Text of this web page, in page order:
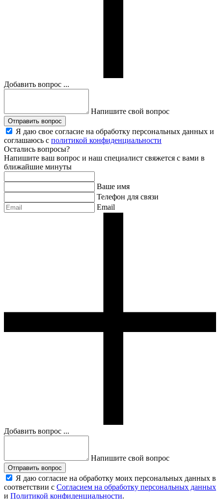
Добавить вопрос ...
Напишите свой вопрос
Отправить вопрос
Я даю свое согласие на обработку персональных данных и
соглашаюсь с политикой конфиденциальности
Остались вопросы?
Напишите ваш вопрос и наш специалист свяжется с вами в
ближайшие минуты
Ваше имя
Телефон для связи
Email
Добавить вопрос ...
Напишите свой вопрос
Отправить вопрос
Я даю согласие на обработку моих персональных данных в
соответствии с Согласием на обработку персональных данных
и Политикой конфиденциальности.